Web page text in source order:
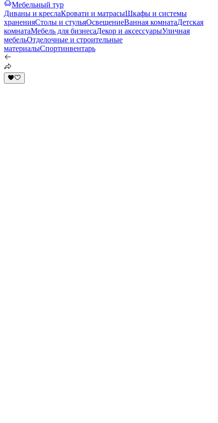
Мебельный тур
Диваны и креслаКровати и матрасыШкафы и системы
храненияСтолы и стульяОсвещениеВанная комнатаДетская
комнатаМебель для бизнесаДекор и аксессуарыУличная
мебельОтделочные и строительные
материалыСпортинвентарь